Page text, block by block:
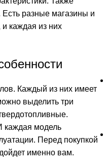
Есть разные магазины и
каждая из них
Каждый из них имеет
выделить три
каждая модель
Перед покупкой
именно вам.